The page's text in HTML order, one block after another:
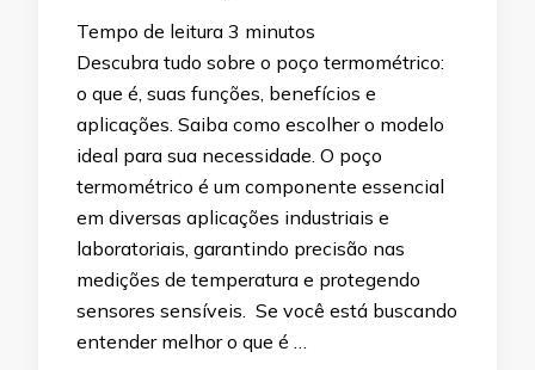
Tempo de leitura 3 minutos
Descubra tudo sobre o poço termométrico:
o que é, suas funções, benefícios e
aplicações. Saiba como escolher o modelo
ideal para sua necessidade. O poço
termométrico é um componente essencial
em diversas aplicações industriais e
laboratoriais, garantindo precisão nas
medições de temperatura e protegendo
sensores sensíveis. Se você está buscando
entender melhor o que é …